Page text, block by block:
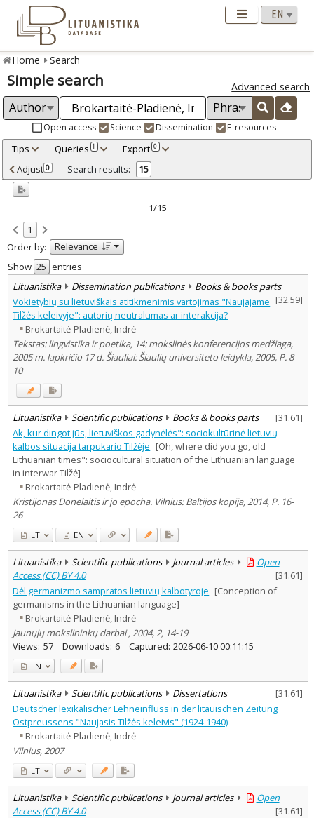
Home Search
Simple search Advanced search
Open access Science Dissemination E-resources
Tips Queries 1 Export 0
Adjusted by criteria 0
Year
Refine
Open access
Scientific publications 13
Dissemination publications
Document Type:
Books & books parts 4
Journal articles 10
Dissertations 1
Subject area:
Linguistics 15
Literary Studies 2
Text language
Country of publication
Lithuanian place names
Subject
Journal
Adjust 0 Search results: 15
1/15
1
Order by:
Relevance
Show
entries
Lituanistika
Dissemination publications
Books & books parts
[32.59]
Vokietybių su lietuviškais atitikmenimis vartojimas "Naujajame
Tilžės keleivyje": autorių neutralumas ar interakcija?
Brokartaitė-Pladienė, Indrė
Tekstas: lingvistika ir poetika, 14: mokslinės konferencijos medžiaga,
2005 m. lapkričio 17 d. Šiauliai: Šiaulių universiteto leidykla, 2005, P. 8-
10
Lituanistika Scientific publications Books & books parts [31.61]
Ak, kur dingot jūs, lietuviškos gadynėlės": sociokultūrinė lietuvių
kalbos situacija tarpukario Tilžėje [Oh, where did you go, old
Lithuanian times": sociocultural situation of the Lithuanian language
in interwar Tilžė]
Brokartaitė-Pladienė, Indrė
Kristijonas Donelaitis ir jo epocha. Vilnius: Baltijos kopija, 2014, P. 16-
26
LT EN
Lituanistika Scientific publications Journal articles
Open
Access (CC) BY 4.0
[31.61]
Dėl germanizmo sampratos lietuvių kalbotyroje [Conception of
germanisms in the Lithuanian language]
Brokartaitė-Pladienė, Indrė
Jaunųjų mokslininkų darbai , 2004, 2, 14-19
Views: 57 Downloads: 6 Captured: 2026-06-10 00:11:15
EN
Lituanistika Scientific publications Dissertations [31.61]
Deutscher lexikalischer Lehneinfluss in der litauischen Zeitung
Ostpreussens "Naujasis Tilžės keleivis" (1924-1940)
Brokartaitė-Pladienė, Indrė
Vilnius, 2007
LT
Lituanistika Scientific publications Journal articles
Open
Access (CC) BY 4.0
[31.61]